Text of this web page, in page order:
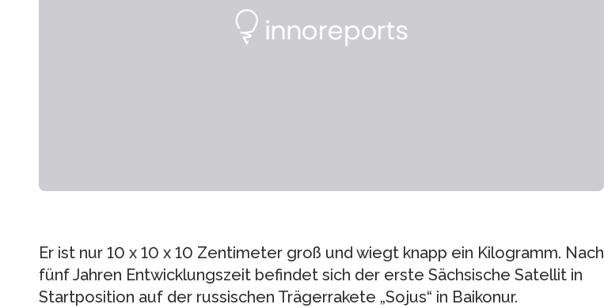
Er ist nur 10 x 10 x 10 Zentimeter groß und wiegt knapp ein Kilogramm. Nach
fünf Jahren Entwicklungszeit befindet sich der erste Sächsische Satellit in
Startposition auf der russischen Trägerrakete „Sojus“ in Baikonur.